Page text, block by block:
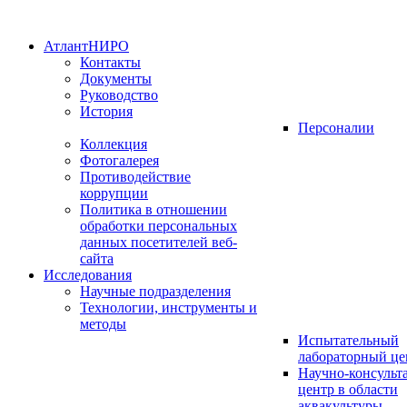
АтлантНИРО
Контакты
Документы
Руководство
История
Персоналии
Коллекция
Фотогалерея
Противодействие
коррупции
Политика в отношении
обработки персональных
данных посетителей веб-
сайта
Исследования
Научные подразделения
Технологии, инструменты и
методы
Испытательный
лабораторный
Научно-
центр в области